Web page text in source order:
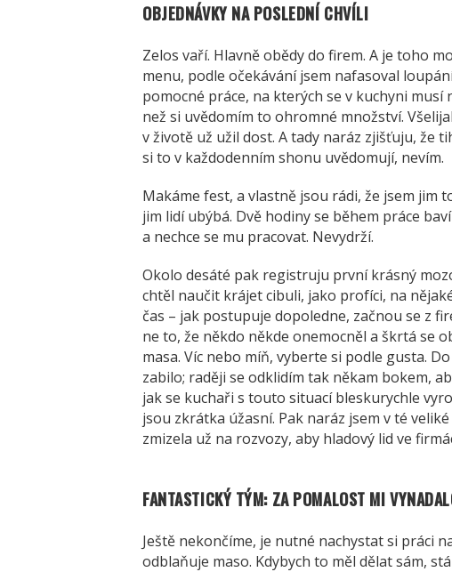
OBJEDNÁVKY NA POSLEDNÍ CHVÍLI
Zelos vaří. Hlavně obědy do firem. A je toho
menu, podle očekávání jsem nafasoval
pomocné práce, na kterých se v kuchyni musí
než si uvědomím to ohromné množství.
v životě už užil dost. A tady naráz zjišťuju, že
si to v každodenním shonu uvědomují, nevím.
Makáme fest, a vlastně jsou rádi, že jsem jim
jim lidí ubýbá. Dvě hodiny se během práce
a nechce se mu pracovat. Nevydrží.
Okolo desáté pak registruju první krásný
chtěl naučit krájet cibuli, jako profíci, na
čas – jak postupuje dopoledne, začnou se z
ne to, že někdo někde onemocněl a škrtá se
masa. Víc nebo míň, vyberte si podle gusta.
zabilo; raději se odklidím tak někam bokem,
jak se kuchaři s touto situací bleskurychle
jsou zkrátka úžasní. Pak naráz jsem v té
zmizela už na rozvozy, aby hladový lid ve
FANTASTICKÝ TÝM: ZA POMALOST MI
Ještě nekončíme, je nutné nachystat si práci
odblaňuje maso. Kdybych to měl dělat sám,